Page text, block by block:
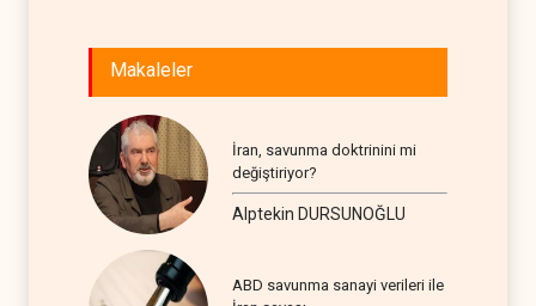
Makaleler
İran, savunma doktrinini mi
değiştiriyor?
Alptekin DURSUNOĞLU
ABD savunma sanayi verileri ile